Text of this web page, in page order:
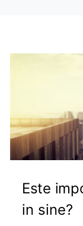
Este
in sine?